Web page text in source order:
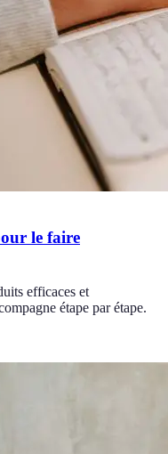
le faire
efficaces et
étape par étape.